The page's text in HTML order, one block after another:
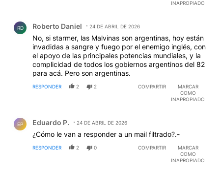
INAPROPIADO
RD Roberto Daniel 24 DE ABRIL DE 2026
No, si starmer, las Malvinas son argentinas, hoy están
invadidas a sangre y fuego por el enemigo inglés, con
el apoyo de las principales potencias mundiales, y la
complicidad de todos los gobiernos argentinos del 82
para acá. Pero son argentinas.
RESPONDER 2 2 COMPARTIR
MARCAR
COMO
INAPROPIADO
EP Eduardo P. 24 DE ABRIL DE 2026
¿Cómo le van a responder a un mail filtrado?.-
RESPONDER 2 0 COMPARTIR
MARCAR
COMO
INAPROPIADO